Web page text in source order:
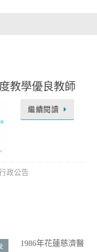
教學優良教師
繼續閱讀
政公告
1986年花蓮慈濟醫